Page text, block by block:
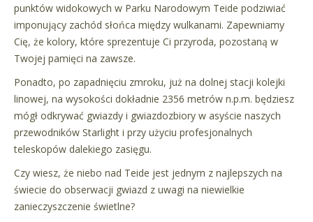
punktów widokowych w Parku Narodowym Teide podziwiać
imponujący zachód słońca między wulkanami. Zapewniamy
Cię, że kolory, które sprezentuje Ci przyroda, pozostaną w
Twojej pamięci na zawsze.
Ponadto, po zapadnięciu zmroku, już na dolnej stacji kolejki
linowej, na wysokości dokładnie 2356 metrów n.p.m. będziesz
mógł odkrywać gwiazdy i gwiazdozbiory w asyście naszych
przewodników Starlight i przy użyciu profesjonalnych
teleskopów dalekiego zasięgu.
Czy wiesz, że niebo nad Teide jest jednym z najlepszych na
świecie do obserwacji gwiazd z uwagi na niewielkie
zanieczyszczenie świetlne?